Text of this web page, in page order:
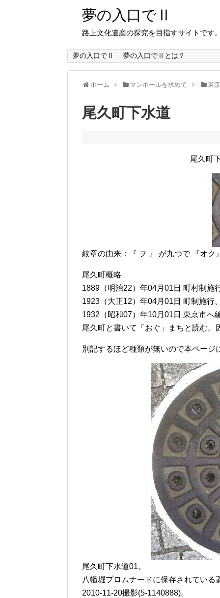
夢の入口でⅡ
路上文化遺産の探究を目指すサイトです
夢の入口でⅡ 夢の入口でⅡとは？
ホーム マンホールを求めて 東
尾久町下水道
尾久町
紋章の由来：『 ヲ 』 が九つで 『オク
尾久町概略
1889（明治22）年04月01日 町村制施
1923（大正12）年04月01日 町制施行
1932（昭和07）年10月01日 東京市へ
尾久町と書いて「おぐ」まちと読む
別記するほど種類が無いので本ページ
尾久町下水道01。
八幡堀プロムナードに保存されている
2010-11-20撮影(5-1140888)。